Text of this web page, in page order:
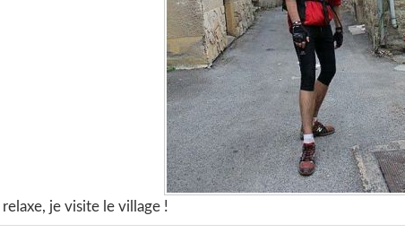
relaxe, je visite le village !